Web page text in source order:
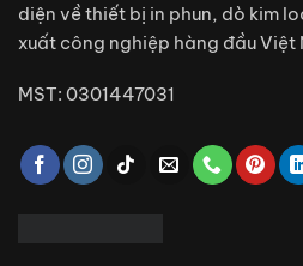
diện về thiết bị in phun, dò kim
xuất công nghiệp hàng đầu Việt
MST: 0301447031